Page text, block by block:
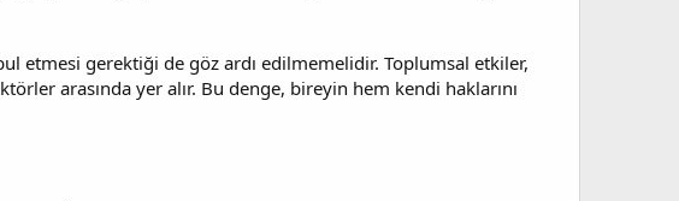
etmesi gerektiği de göz ardı edilmemelidir. Toplumsal etkiler,
arasında yer alır. Bu denge, bireyin hem kendi haklarını